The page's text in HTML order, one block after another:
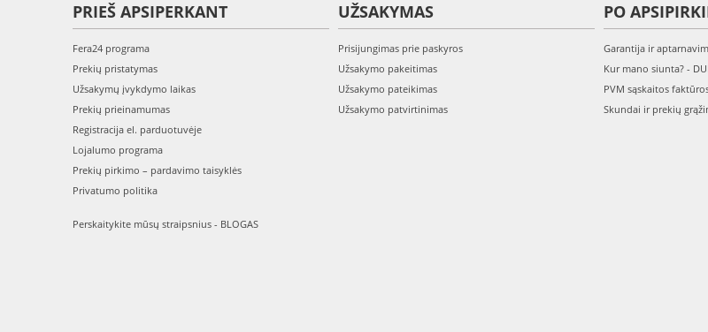
PRIEŠ APSIPERKANT
Fera24 programa
Prekių pristatymas
Užsakymų įvykdymo laikas
Prekių prieinamumas
Registracija el. parduotuvėje
Lojalumo programa
Prekių pirkimo – pardavimo taisyklės
Privatumo politika
Perskaitykite mūsų straipsnius - BLOGAS
UŽSAKYMAS
Prisijungimas prie paskyros
Užsakymo pakeitimas
Užsakymo pateikimas
Užsakymo patvirtinimas
PO
Garantija ir
Kur mano siunta? -
PVM sąskaitos
Skundai ir prekių